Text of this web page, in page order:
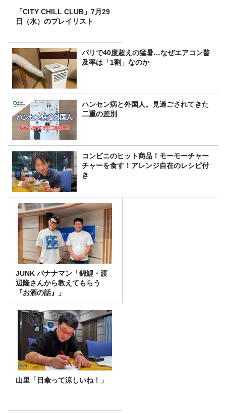
「CITY CHILL CLUB」7月29
日（水）のプレイリスト
パリで40度超えの猛暑…なぜエアコン普
及率は「1割」なのか
ハンセン病と外国人。見過ごされてきた
二重の差別
コンビニのヒット商品！モーモーチャー
チャーを食す！アレンジ自在のレシピ付
き
JUNK バナナマン「錦鯉・渡
辺隆さんから教えてもらう
『お酒の話』」
山里「日傘って涼しいね！」